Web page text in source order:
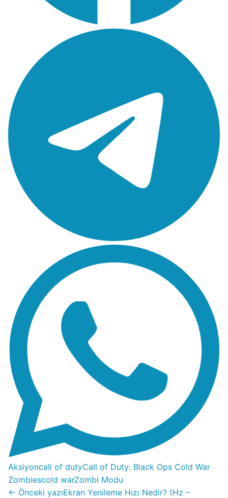
Aksiyoncall of dutyCall of Duty: Black Ops Cold War
Zombiescold warZombi Modu
← Önceki yazıEkran Yenileme Hızı Nedir? (Hz –